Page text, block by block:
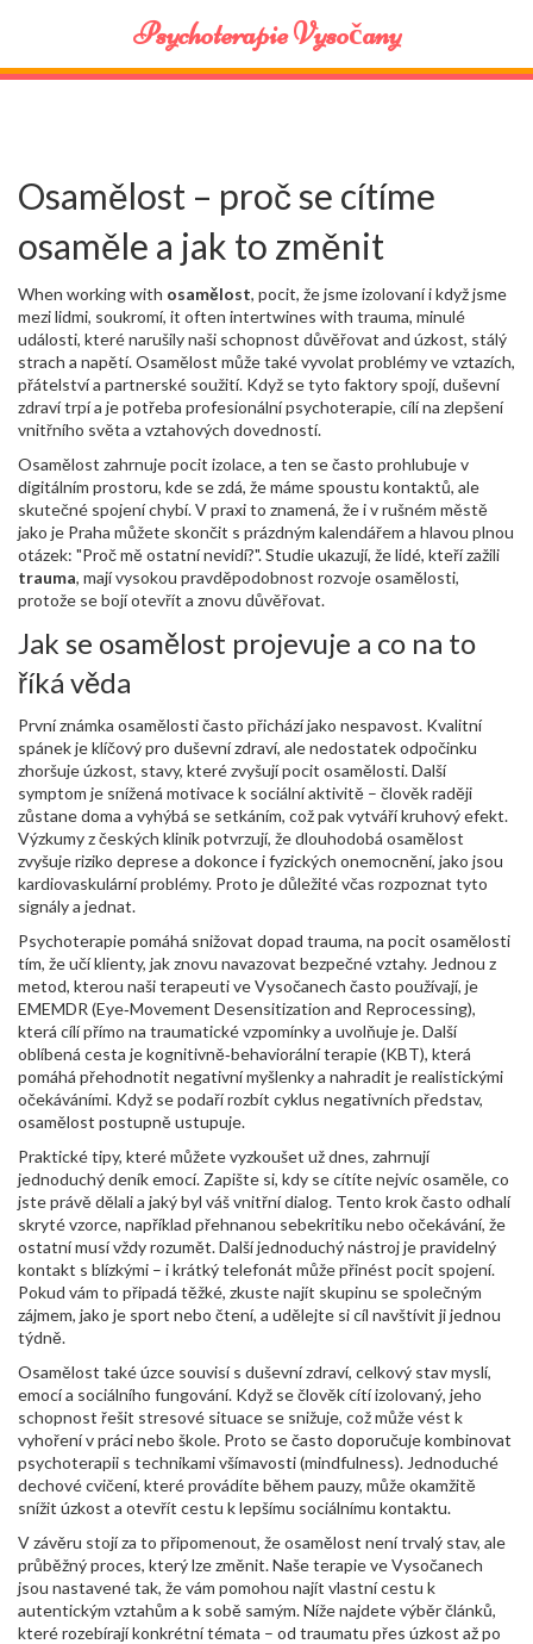
Psychoterapie Vysočany
Osamělost – proč se cítíme
osaměle a jak to změnit
When working with osamělost, pocit, že jsme izolovaní i když jsme
mezi lidmi, soukromí, it often intertwines with trauma, minulé
události, které narušily naši schopnost důvěřovat and úzkost, stálý
strach a napětí. Osamělost může také vyvolat problémy vevztazích,
přátelství a partnerské soužití. Když se tyto faktory spojí, duševní
zdraví trpí a je potřeba profesionálnípsychoterapie, cílí na zlepšení
vnitřního světa a vztahových dovedností.
Osamělost zahrnuje pocit izolace, a ten se často prohlubuje v
digitálním prostoru, kde se zdá, že máme spoustu kontaktů, ale
skutečné spojení chybí. V praxi to znamená, že i v rušném městě
jako je Praha můžete skončit s prázdným kalendářem a hlavou plnou
otázek: "Proč mě ostatní nevidí?". Studie ukazují, že lidé, kteří zažili
trauma, mají vysokou pravděpodobnost rozvoje osamělosti,
protože se bojí otevřít a znovu důvěřovat.
Jak se osamělost projevuje a co na to
říká věda
První známka osamělosti často přichází jako nespavost. Kvalitní
spánek je klíčový pro duševní zdraví, ale nedostatek odpočinku
zhoršujeúzkost, stavy, které zvyšují pocit osamělosti. Další
symptom je snížená motivace k sociální aktivitě – člověk raději
zůstane doma a vyhýbá se setkáním, což pak vytváří kruhový efekt.
Výzkumy z českých klinik potvrzují, že dlouhodobá osamělost
zvyšuje riziko deprese a dokonce i fyzických onemocnění, jako jsou
kardiovaskulární problémy. Proto je důležité včas rozpoznat tyto
signály a jednat.
Psychoterapie pomáhá snižovat dopad trauma, na pocit osamělosti
tím, že učí klienty, jak znovu navazovat bezpečné vztahy. Jednou z
metod, kterou naši terapeuti ve Vysočanech často používají, je
EMEMDR (Eye‑Movement Desensitization and Reprocessing),
která cílí přímo na traumatické vzpomínky a uvolňuje je. Další
oblíbená cesta je kognitivně‑behaviorální terapie (KBT), která
pomáhá přehodnotit negativní myšlenky a nahradit je realistickými
očekáváními. Když se podaří rozbít cyklus negativních představ,
osamělost postupně ustupuje.
Praktické tipy, které můžete vyzkoušet už dnes, zahrnují
jednoduchý deník emocí. Zapište si, kdy se cítíte nejvíc osaměle, co
jste právě dělali a jaký byl váš vnitřní dialog. Tento krok často odhalí
skryté vzorce, například přehnanou sebekritiku nebo očekávání, že
ostatní musí vždy rozumět. Další jednoduchý nástroj je pravidelný
kontakt s blízkými – i krátký telefonát může přinést pocit spojení.
Pokud vám to připadá těžké, zkuste najít skupinu se společným
zájmem, jako je sport nebo čtení, a udělejte si cíl navštívit ji jednou
týdně.
Osamělost také úzce souvisí s duševní zdraví, celkový stav myslí,
emocí a sociálního fungování. Když se člověk cítí izolovaný, jeho
schopnost řešit stresové situace se snižuje, což může vést k
vyhoření v práci nebo škole. Proto se často doporučuje kombinovat
psychoterapii s technikami všímavosti (mindfulness). Jednoduché
dechové cvičení, které provádíte během pauzy, může okamžitě
snížit úzkost a otevřít cestu k lepšímu sociálnímu kontaktu.
V závěru stojí za to připomenout, že osamělost není trvalý stav, ale
průběžný proces, který lze změnit. Naše terapie ve Vysočanech
jsou nastavené tak, že vám pomohou najít vlastní cestu k
autentickým vztahům a k sobě samým. Níže najdete výběr článků,
které rozebírají konkrétní témata – od traumatu přes úzkost až po